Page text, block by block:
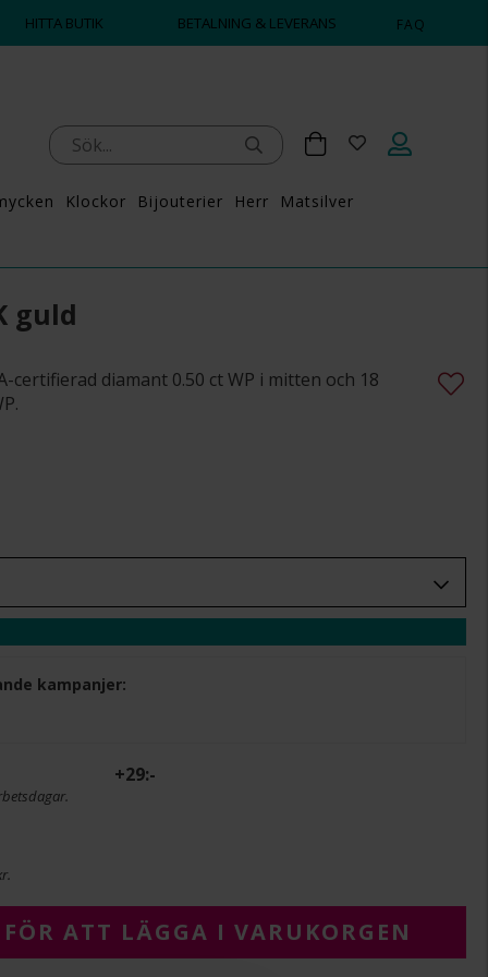
HITTA BUTIK BETALNING & LEVERANS FAQ
Klockor Bijouterier Herr
Matsilver
guld
certifierad diamant 0.50 ct WP i mitten och 18
kampanjer:
+29:-
ATT LÄGGA I VARUKORGEN